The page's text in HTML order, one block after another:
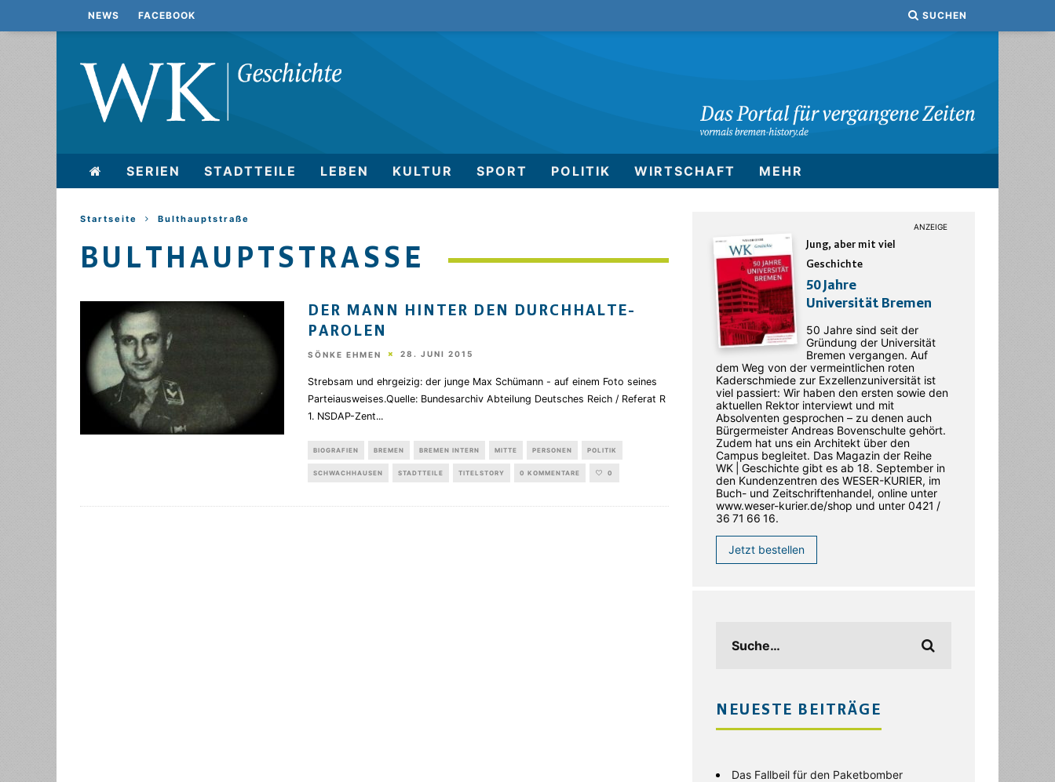
NEWS FACEBOOK SUCHEN
SERIEN STADTTEILE LEBEN KULTUR SPORT POLITIK WIRTSCHAFT MEHR
Startseite Bulthauptstraße
BULTHAUPTSTRASSE
DER MANN HINTER DEN DURCHHALTE-
PAROLEN
SÖNKE EHMEN 28. JUNI 2015
Strebsam und ehrgeizig: der junge Max Schümann - auf einem Foto seines
Parteiausweises.Quelle: Bundesarchiv Abteilung Deutsches Reich / Referat R
1. NSDAP-Zent...
BIOGRAFIEN BREMEN BREMEN INTERN MITTE PERSONEN POLITIK
SCHWACHHAUSEN STADTTEILE TITELSTORY 0 KOMMENTARE 0
Jung, aber mit viel
Geschichte
50 Jahre
Universität Bremen
50 Jahre sind seit der
Gründung der Universität
Bremen vergangen. Auf
dem Weg von der vermeintlichen roten
Kaderschmiede zur Exzellenzuniversität ist
viel passiert: Wir haben den ersten sowie den
aktuellen Rektor interviewt und mit
Absolventen gesprochen – zu denen auch
Bürgermeister Andreas Bovenschulte gehört.
Zudem hat uns ein Architekt über den
Campus begleitet. Das Magazin der Reihe
WK | Geschichte gibt es ab 18. September in
den ­Kundenzentren des WESER-­KURIER, im
Buch- und Zeitschriftenhandel, online unter
www.weser-kurier.de/shop und unter 0421 /
36 71 66 16.
Jetzt bestellen
NEUESTE BEITRÄGE
Das Fallbeil für den Paketbomber